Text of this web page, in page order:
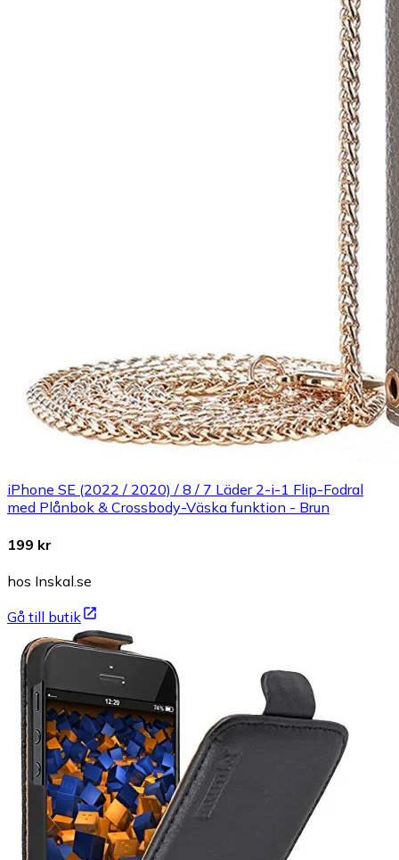
iPhone SE (2022 / 2020) / 8 / 7 Läder 2-i-1 Flip-Fodral
med Plånbok & Crossbody-Väska funktion - Brun
199 kr
hos Inskal.se
Gå till butik